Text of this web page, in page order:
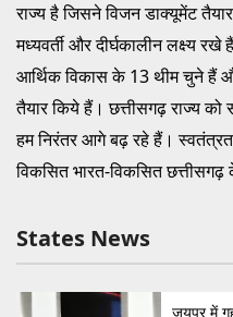
राज्य है जिसने विजन डाक्यूमेंट
मध्यवर्ती और दीर्घकालीन लक्ष्य
आर्थिक विकास के 13 थीम चुने हैं
तैयार किये हैं। छत्तीसगढ़ राज्य
हम निरंतर आगे बढ़ रहे हैं।
विकसित भारत-विकसित
States News
जयपुर में